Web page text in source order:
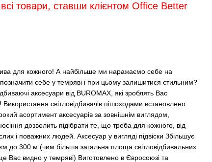
товари, ставши клієнтом Office Better
для кожного! А найбільше ми наражаємо себе на
себе у темряві і при цьому залишитися стильним?
аксесуари від BUROMAX, які зроблять Вас
Використання світловідбивачів пішоходами встановлено
асортимент аксесуарів за зовнішнім виглядом,
дозволить підібрати те, що треба для кожного, від
і поважних людей. Аксесуар у вигляді підвіски Збільшує
до 300 м (чим більша загальна площа світловідбивальних
Вас видно у темряві) Виготовлено в Євросоюзі та